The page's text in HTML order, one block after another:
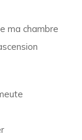
ma chambre